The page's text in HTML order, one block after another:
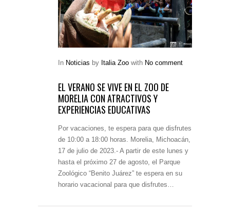
In Noticias by Italia Zoo with No comment
EL VERANO SE VIVE EN EL ZOO DE
MORELIA CON ATRACTIVOS Y
EXPERIENCIAS EDUCATIVAS
Por vacaciones, te espera para que disfrutes
de 10:00 a 18:00 horas. Morelia, Michoacán,
17 de julio de 2023.- A partir de este lunes y
hasta el próximo 27 de agosto, el Parque
Zoológico “Benito Juárez” te espera en su
horario vacacional para que disfrutes…